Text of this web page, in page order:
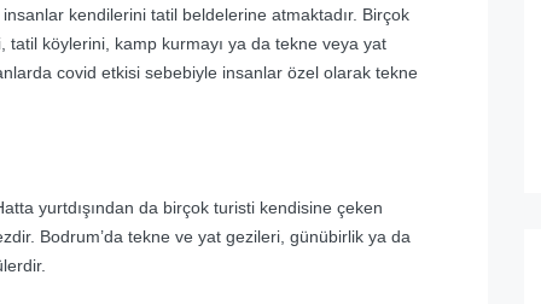
kendilerini tatil beldelerine atmaktadır. Birçok
köylerini, kamp kurmayı ya da tekne veya yat
covid etkisi sebebiyle insanlar özel olarak tekne
yurtdışından da birçok turisti kendisine çeken
Bodrum’da tekne ve yat gezileri, günübirlik ya da